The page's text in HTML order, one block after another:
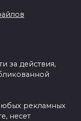
за действия,
рекламных
несет